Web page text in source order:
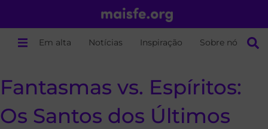
Em alta Notícias Inspiração Sobre nós
Fantasmas vs. Espíritos:
Os Santos dos Últimos